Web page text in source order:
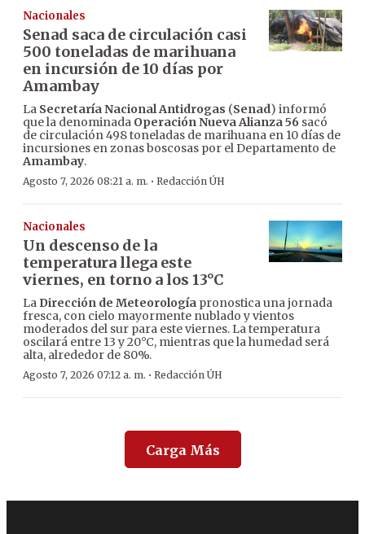
Nacionales
Senad saca de circulación casi
500 toneladas de marihuana
en incursión de 10 días por
Amambay
La Secretaría Nacional Antidrogas (Senad) informó
que la denominada Operación Nueva Alianza 56 sacó
de circulación 498 toneladas de marihuana en 10 días de
incursiones en zonas boscosas por el Departamento de
Amambay.
Agosto 7, 2026 08:21 a. m. · Redacción ÚH
Nacionales
Un descenso de la
temperatura llega este
viernes, en torno a los 13°C
La Dirección de Meteorología pronostica una jornada
fresca, con cielo mayormente nublado y vientos
moderados del sur para este viernes. La temperatura
oscilará entre 13 y 20°C, mientras que la humedad será
alta, alrededor de 80%.
Agosto 7, 2026 07:12 a. m. · Redacción ÚH
Carga Más